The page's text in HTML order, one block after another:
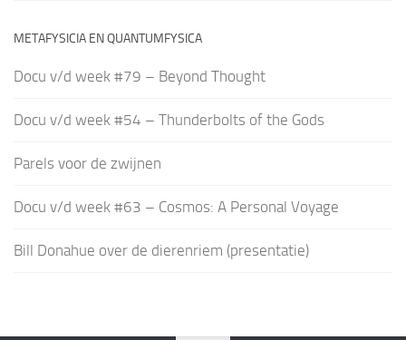
METAFYSICIA EN QUANTUMFYSICA
Docu v/d week #79 – Beyond Thought
Docu v/d week #54 – Thunderbolts of the Gods
Parels voor de zwijnen
Docu v/d week #63 – Cosmos: A Personal Voyage
Bill Donahue over de dierenriem (presentatie)